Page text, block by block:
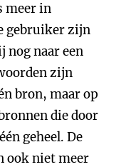
meer in
gebruiker zijn
naar een
zijn
bron, maar op
die door
geheel. De
ook niet meer